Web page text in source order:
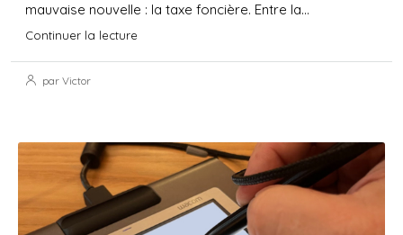
mauvaise nouvelle : la taxe foncière. Entre la...
Continuer la lecture
par Victor